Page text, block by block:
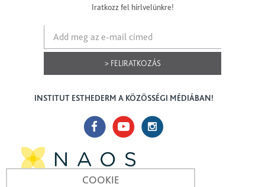
Iratkozz fel hírlvelünkre!
> FELIRATKOZÁS
INSTITUT ESTHEDERM A KÖZÖSSÉGI MÉDIÁBAN!
COOKIE